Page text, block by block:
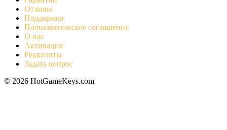
Отзывы
Поддержка
Пользовательское соглашение
О нас
Активация
Реквизиты
Задать вопрос
© 2026 HotGameKeys.com